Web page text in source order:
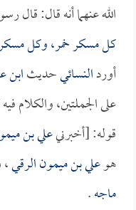
الله عنهما أنه قال: قال
كل مسكر خمر، وكل
أوردالنسائيحديثابن
على الجملتين، والكلام
قوله: [أخبرنيعلي بن
هوعلي بن ميمون الرقي
ماجه.